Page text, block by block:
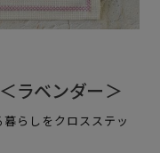
ラベンダー＞
らしをクロスステッ